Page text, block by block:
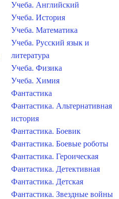
Учеба. Английский
Учеба. История
Учеба. Математика
Учеба. Русский язык и
литература
Учеба. Физика
Учеба. Химия
Фантастика
Фантастика. Альтернативная
история
Фантастика. Боевик
Фантастика. Боевые роботы
Фантастика. Героическая
Фантастика. Детективная
Фантастика. Детская
Фантастика. Звездные войны